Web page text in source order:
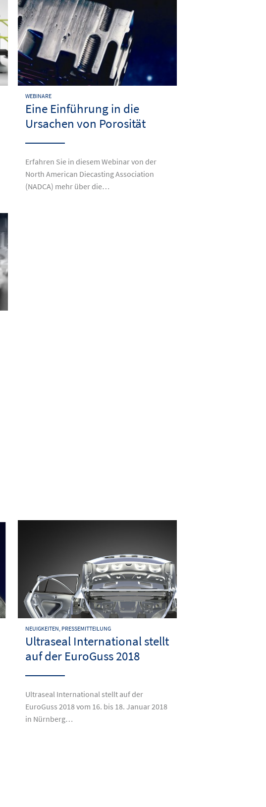
WEBINARE
Eine Einführung in die
Ursachen von Porosität
Erfahren Sie in diesem Webinar von der
North American Diecasting Association
(NADCA) mehr über die…
NEUIGKEITEN, PRESSEMITTEILUNG
Ultraseal International stellt
auf der EuroGuss 2018
Ultraseal International stellt auf der
EuroGuss 2018 vom 16. bis 18. Januar 2018
in Nürnberg…